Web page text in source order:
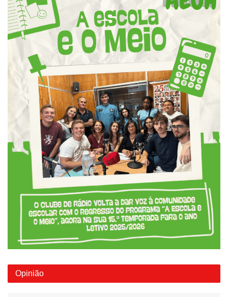
Opinião